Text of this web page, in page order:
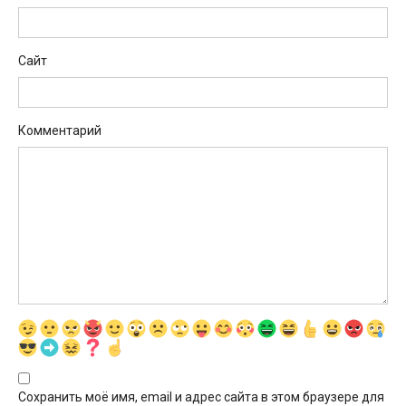
Сайт
Комментарий
Сохранить моё имя, email и адрес сайта в этом браузере для